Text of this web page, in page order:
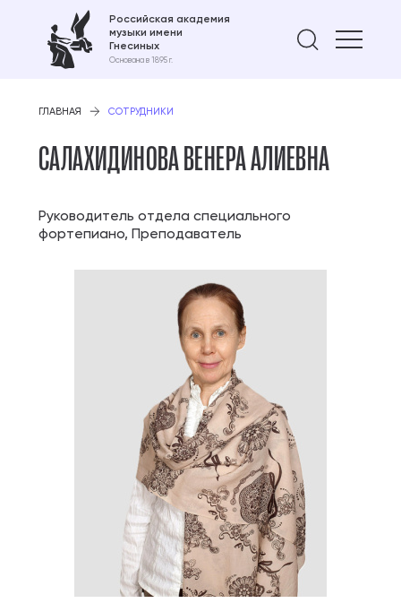
Российская академия
музыки имени
Гнесиных
Основана в 1895 г.
Найти
ГЛАВНАЯ СОТРУДНИКИ
САЛАХИДИНОВА ВЕНЕРА АЛИЕВНА
Руководитель отдела специального
фортепиано, Преподаватель